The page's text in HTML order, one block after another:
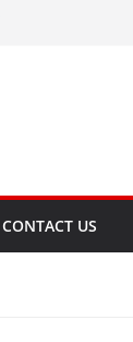
CONTACT US